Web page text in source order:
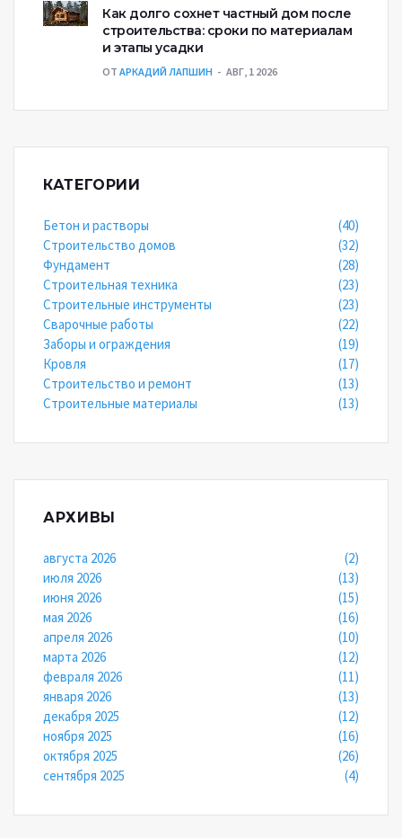
Как долго сохнет частный дом после
строительства: сроки по материалам
и этапы усадки
ОТ АРКАДИЙ ЛАПШИН АВГ, 1 2026
КАТЕГОРИИ
Бетон и растворы
(40)
Строительство домов
(32)
Фундамент
(28)
Строительная техника
(23)
Строительные инструменты
(23)
Сварочные работы
(22)
Заборы и ограждения
(19)
Кровля
(17)
Строительство и ремонт
(13)
Строительные материалы
(13)
АРХИВЫ
августа 2026
(2)
июля 2026
(13)
июня 2026
(15)
мая 2026
(16)
апреля 2026
(10)
марта 2026
(12)
февраля 2026
(11)
января 2026
(13)
декабря 2025
(12)
ноября 2025
(16)
октября 2025
(26)
сентября 2025
(4)